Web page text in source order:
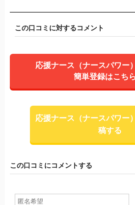
この口コミに対するコメント
応援ナース（ナースパワー
簡単登録はこちら
応援ナース（ナースパワー
稿する
この口コミにコメントする